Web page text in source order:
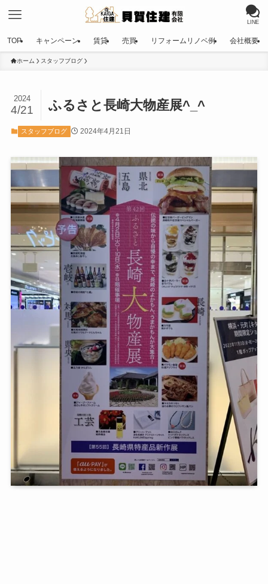
LINE
TOP キャンペーン 賃貸 売買 リフォームリノベ例 会社概要
ホーム スタッフブログ
ふるさと長崎大物産展^_^
2024
4/21
スタッフブログ 2024年4月21日